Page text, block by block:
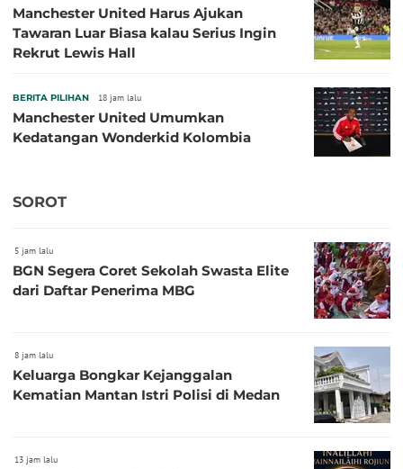
Manchester United Harus Ajukan
Tawaran Luar Biasa kalau Serius Ingin
Rekrut Lewis Hall
BERITA PILIHAN 18 jam lalu
Manchester United Umumkan
Kedatangan Wonderkid Kolombia
SOROT
5 jam lalu
BGN Segera Coret Sekolah Swasta Elite
dari Daftar Penerima MBG
8 jam lalu
Keluarga Bongkar Kejanggalan
Kematian Mantan Istri Polisi di Medan
13 jam lalu